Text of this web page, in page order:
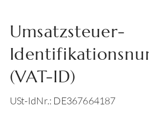
Umsatzsteuer-
(VAT-ID)
USt-IdNr.: DE367664187